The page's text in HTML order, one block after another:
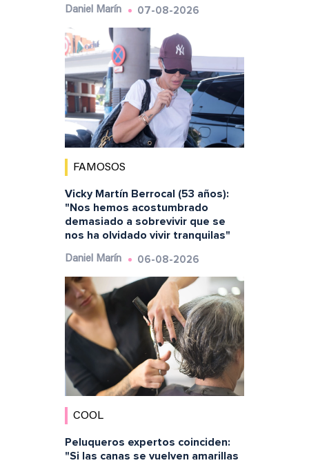
Daniel Marín 07-08-2026
FAMOSOS
Vicky Martín Berrocal (53 años):
"Nos hemos acostumbrado
demasiado a sobrevivir que se
nos ha olvidado vivir tranquilas"
Daniel Marín 06-08-2026
COOL
Peluqueros expertos coinciden:
"Si las canas se vuelven amarillas